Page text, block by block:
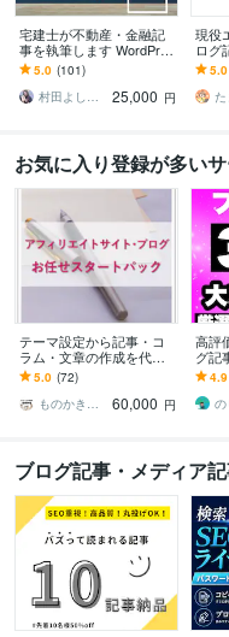
宅建士が不動産・金融記
事を執筆します WordPres
s対応可｜構成からSEO対
策までOK
5.0 (101)
村田よしみ｜コンテンツ制作｜宅建士
25,000 円
現役
ログ
単価
／IT
5.0
お気に入り登録が多い
テーマ設定から記事・コ
ラム・文章の作成を代行
します 法人/個人◆アフィ
リエイト・記事・ブログ
お任せスタートパック
5.0 (72)
ものかき（affection）
60,000 円
高評
グ記
最安
エイ
4.9
ブログ記事・メディア